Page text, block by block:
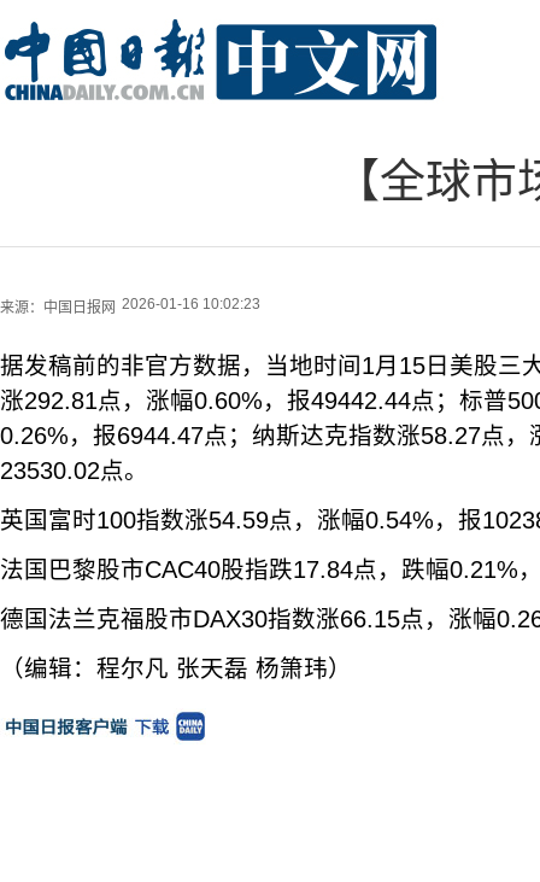
【全球
来源： 中国日报网 2026-01-16 10:02:23
据发稿前的非官方数据，当地时间1月15日美股三
涨292.81点，涨幅0.60%，报49442.44点；标普
0.26%，报6944.47点；纳斯达克指数涨58.27点，
23530.02点。
英国富时100指数涨54.59点，涨幅0.54%，报
法国巴黎股市CAC40股指跌17.84点，跌幅0.21%
德国法兰克福股市DAX30指数涨66.15点，涨幅
（编辑：程尔凡 张天磊 杨箫玮）